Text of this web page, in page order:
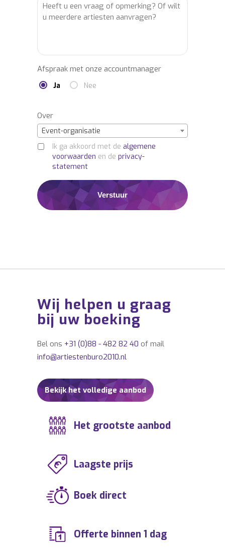
Afspraak met onze accountmanager
Ja Nee
Over
Event-organisatie
Ik ga akkoord met de algemene
voorwaarden en de privacy-
statement
Wij helpen u graag
bij uw boeking
Bel ons +31 (0)88 - 482 82 40 of mail
info@artiestenburo2010.nl
Bekijk het volledige aanbod
Het grootste aanbod
Laagste prijs
Boek direct
Offerte binnen 1 dag